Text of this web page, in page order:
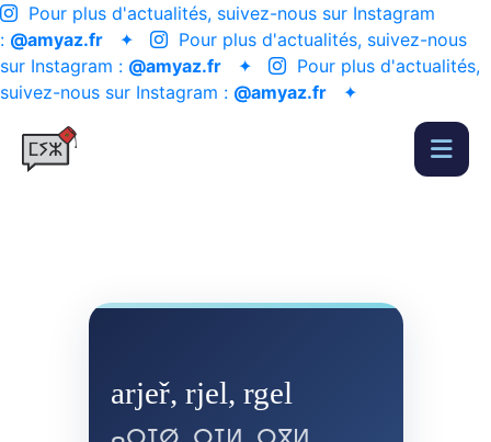
Pour plus d'actualités, suivez-nous sur Instagram
: @amyaz.fr ✦
Pour plus d'actualités, suivez-nous
sur Instagram : @amyaz.fr ✦
Pour plus d'actualités,
suivez-nous sur Instagram : @amyaz.fr ✦
arjeř, rjel, rgel